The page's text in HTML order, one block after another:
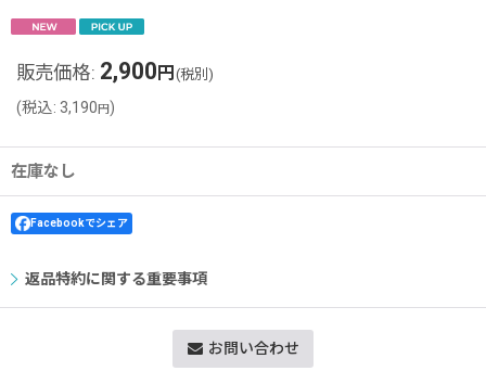
販売価格: 2,900 円 (税別)
(税込: 3,190 円 )
在庫なし
Facebookでシェア
返品特約に関する重要事項
お問い合わせ